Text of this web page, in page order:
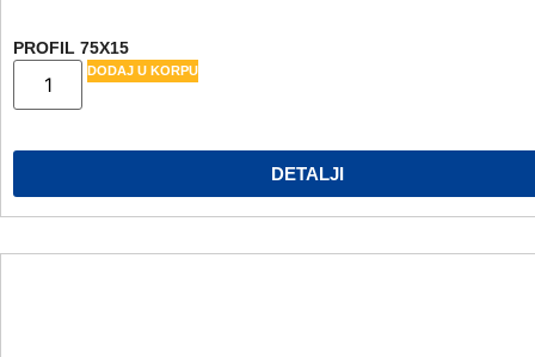
PROFIL 75X15
DODAJ U KORPU
DETALJI